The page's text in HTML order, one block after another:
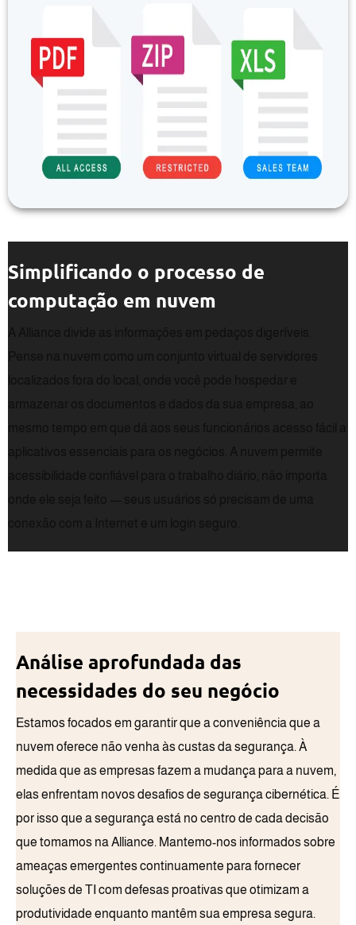
Simplificando o processo de
computação em nuvem
Análise aprofundada das
necessidades do seu negócio
Estamos focados em garantir que a conveniência que a
nuvem oferece não venha às custas da segurança. À
medida que as empresas fazem a mudança para a nuvem,
elas enfrentam novos desafios de segurança cibernética. É
por isso que a segurança está no centro de cada decisão
que tomamos na Alliance. Mantemo-nos informados sobre
ameaças emergentes continuamente para fornecer
soluções de TI com defesas proativas que otimizam a
produtividade enquanto mantêm sua empresa segura.